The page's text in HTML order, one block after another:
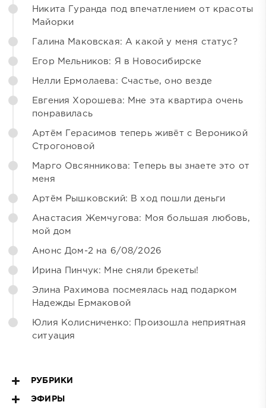
Никита Гуранда под впечатлением от красоты
Майорки
Галина Маковская: А какой у меня статус?
Егор Мельников: Я в Новосибирске
Нелли Ермолаева: Счастье, оно везде
Евгения Хорошева: Мне эта квартира очень
понравилась
Артём Герасимов теперь живёт с Вероникой
Строгоновой
Марго Овсянникова: Теперь вы знаете это от
меня
Артём Рышковский: В ход пошли деньги
Анастасия Жемчугова: Моя большая любовь,
мой дом
Анонс Дом-2 на 6/08/2026
Ирина Пинчук: Мне сняли брекеты!
Элина Рахимова посмеялась над подарком
Надежды Ермаковой
Юлия Колисниченко: Произошла неприятная
ситуация
РУБРИКИ
ЭФИРЫ